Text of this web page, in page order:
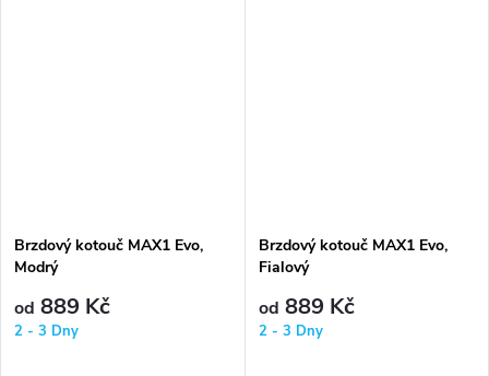
Brzdový kotouč MAX1 Evo,
Modrý
od 889 Kč
2 - 3 Dny
Brzdový kotouč MAX1 Evo,
Fialový
od 889 Kč
2 - 3 Dny